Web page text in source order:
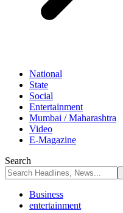
National
State
Social
Entertainment
Mumbai / Maharashtra
Video
E-Magazine
Search
Business
entertainment